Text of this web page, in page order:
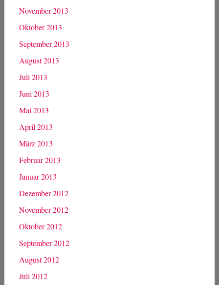
November 2013
Oktober 2013
September 2013
August 2013
Juli 2013
Juni 2013
Mai 2013
April 2013
März 2013
Februar 2013
Januar 2013
Dezember 2012
November 2012
Oktober 2012
September 2012
August 2012
Juli 2012